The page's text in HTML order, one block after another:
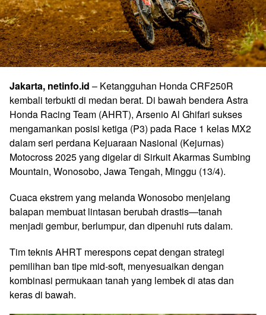
Jakarta, netinfo.id – Ketangguhan Honda CRF250R
kembali terbukti di medan berat. Di bawah bendera Astra
Honda Racing Team (AHRT), Arsenio Al Ghifari sukses
mengamankan posisi ketiga (P3) pada Race 1 kelas MX2
dalam seri perdana Kejuaraan Nasional (Kejurnas)
Motocross 2025 yang digelar di Sirkuit Akarmas Sumbing
Mountain, Wonosobo, Jawa Tengah, Minggu (13/4).
Cuaca ekstrem yang melanda Wonosobo menjelang
balapan membuat lintasan berubah drastis—tanah
menjadi gembur, berlumpur, dan dipenuhi ruts dalam.
Tim teknis AHRT merespons cepat dengan strategi
pemilihan ban tipe mid-soft, menyesuaikan dengan
kombinasi permukaan tanah yang lembek di atas dan
keras di bawah.